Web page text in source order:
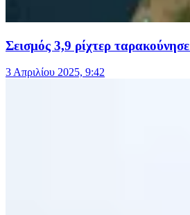
Σεισμός 3,9 ρίχτερ
3 Απριλίου 2025, 9:42